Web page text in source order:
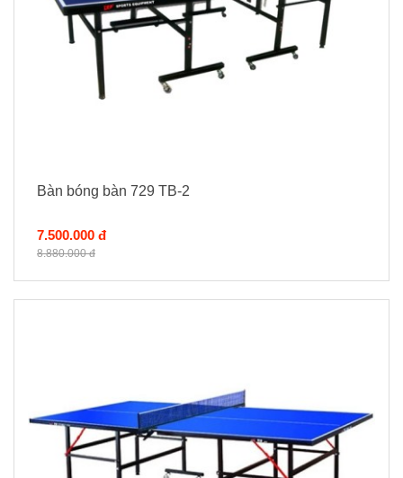
Bàn bóng bàn 729 TB-2
7.500.000 đ
8.880.000 đ